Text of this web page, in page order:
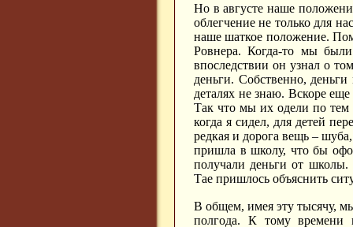
Но в августе наше
облегчение не только для
наше шаткое положение.
Ровнера. Когда-то мы
впоследствии он узнал о
деньги. Собственно,
деталях не знаю. Вскоре
Так что мы их одели по тем
когда я сидел, для детей
редкая и дорога вещь –
пришла в школу, что бы
получали деньги от
Тае пришлось объяснить
В общем, имея эту тысячу,
полгода. К тому времени